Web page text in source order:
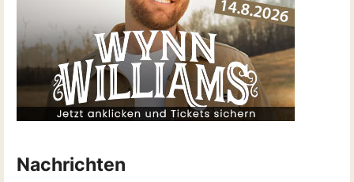
Nachrichten